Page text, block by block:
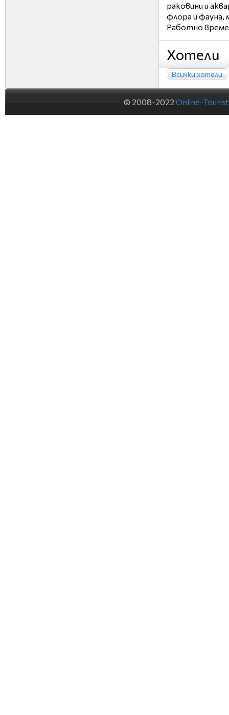
раковини и
флора и фауна,
Работно
Хотели
Всички хотели
© 2008-2022 Online-